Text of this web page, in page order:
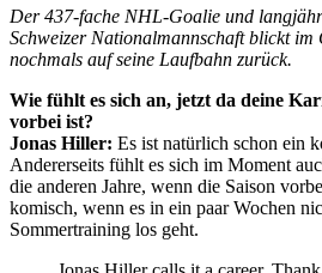
Der 437-fache NHL-Goalie und
Schweizer Nationalmannschaft blickt im
nochmals auf seine Laufbahn zurück.
Wie fühlt es sich an, jetzt da deine
vorbei ist?
Jonas Hiller: Es ist natürlich schon ein
Andererseits fühlt es sich im Moment
die anderen Jahre, wenn die Saison
komisch, wenn es in ein paar Wochen
Sommertraining los geht.